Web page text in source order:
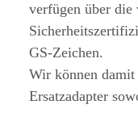
verfügen über die
GS-Zeichen.
Wir können
Ersatzadapter